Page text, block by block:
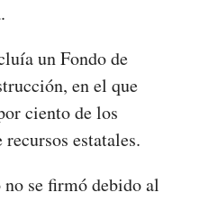
un Fondo de
en el que
ciento de los
estatales.
se firmó debido al